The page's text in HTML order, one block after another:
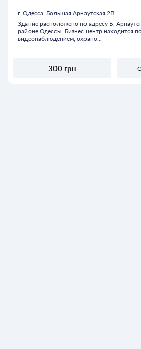
г. Одесса, Большая Арнаутская 2В
Здание расположено по адресу Б.
районе Одессы. Бизнес центр находится
видеонаблюдением, охрано...
300 грн